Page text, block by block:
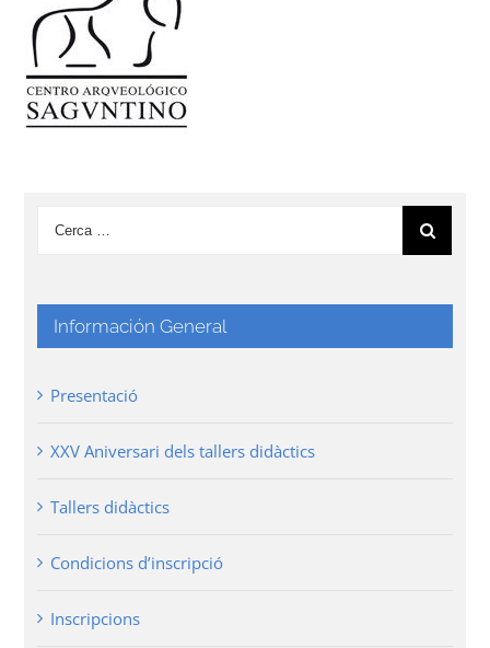
Información General
Presentació
XXV Aniversari dels tallers didàctics
Tallers didàctics
Condicions d’inscripció
Inscripcions